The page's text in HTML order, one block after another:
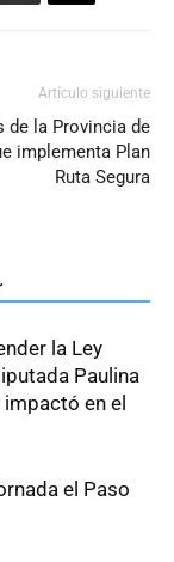
Artículo siguiente
de la Provincia de
implementa Plan
Ruta Segura
la Ley
Paulina
en el
el Paso